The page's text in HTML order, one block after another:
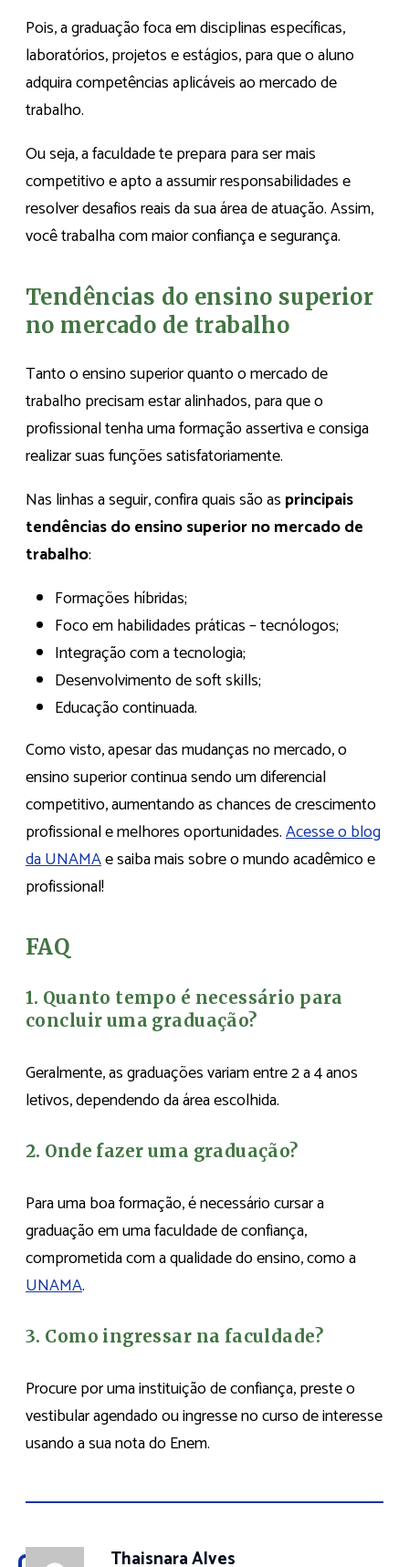
Pois, a graduação foca em disciplinas específicas,
laboratórios, projetos e estágios, para que o aluno
adquira competências aplicáveis ao mercado de
trabalho.
Ou seja, a faculdade te prepara para ser mais
competitivo e apto a assumir responsabilidades e
resolver desafios reais da sua área de atuação. Assim,
você trabalha com maior confiança e segurança.
Tendências do ensino superior
no mercado de trabalho
Tanto o ensino superior quanto o mercado de
trabalho precisam estar alinhados, para que o
profissional tenha uma formação assertiva e consiga
realizar suas funções satisfatoriamente.
Nas linhas a seguir, confira quais são as principais
tendências do ensino superior no mercado de
trabalho:
Formações híbridas;
Foco em habilidades práticas – tecnólogos;
Integração com a tecnologia;
Desenvolvimento de soft skills;
Educação continuada.
Como visto, apesar das mudanças no mercado, o
ensino superior continua sendo um diferencial
competitivo, aumentando as chances de crescimento
profissional e melhores oportunidades.Acesse o blog
da UNAMAe saiba mais sobre o mundo acadêmico e
profissional!
FAQ
1. Quanto tempo é necessário para
concluir uma graduação?
Geralmente, as graduações variam entre 2 a 4 anos
letivos, dependendo da área escolhida.
2. Onde fazer uma graduação?
Para uma boa formação, é necessário cursar a
graduação em uma faculdade de confiança,
comprometida com a qualidade do ensino, como a
UNAMA.
3. Como ingressar na faculdade?
Procure por uma instituição de confiança, preste o
vestibular agendado ou ingresse no curso de interesse
usando a sua nota do Enem.
Thaisnara Alves